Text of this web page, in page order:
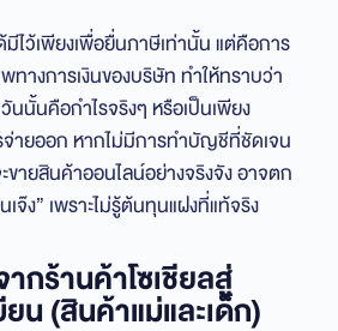
ไว้เพียงเพื่อยื่นภาษีเท่านั้น แต่คือการ
ทางการเงินของบริษัท ทำให้ทราบว่า
นนั้นคือกำไรจริงๆ หรือเป็นเพียง
จ่ายออก หากไม่มีการทำบัญชีที่ชัดเจน
ขายสินค้าออนไลน์อย่างจริงจัง อาจตก
จ๊ง” เพราะไม่รู้ต้นทุนแฝงที่แท้จริง
กร้านค้าโซเชียลสู่
น (สินค้าแม่และเด็ก)